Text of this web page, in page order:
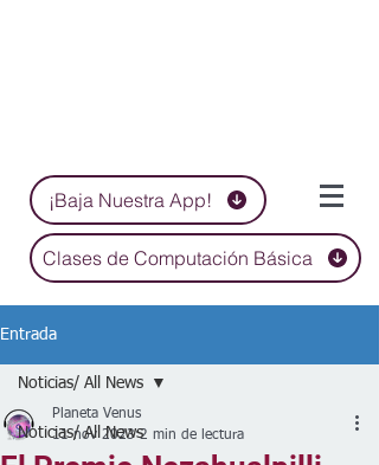
¡Baja Nuestra App!
Clases de Computación Básica
Entrada
Noticias/ All News
Noticias/ All News
Planeta Venus
11 nov 2023 2 min de lectura